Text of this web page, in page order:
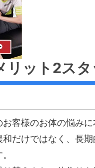
リット2ス
お客様のお体の悩み
和だけではなく、長